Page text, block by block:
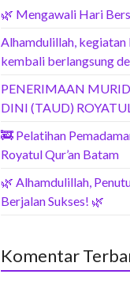
🌿 Mengawali Hari
Alhamdulillah, kegiatan
kembali berlangsung
PENERIMAAN
DINI (TAUD)
🚒 Pelatihan
Royatul Qur’an Batam
🌿 Alhamdulillah,
Berjalan Sukses! 🌿
Komentar